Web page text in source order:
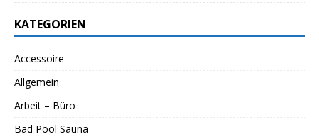
KATEGORIEN
Accessoire
Allgemein
Arbeit – Büro
Bad Pool Sauna